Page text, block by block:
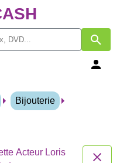
Bijouterie
Acteur Loris